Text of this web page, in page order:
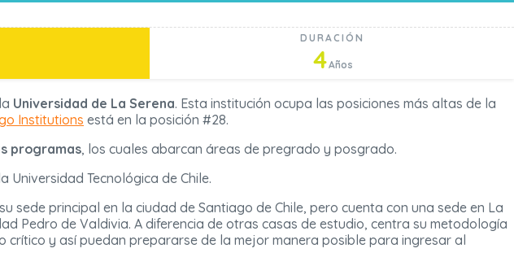
DURACIÓN
4Años
Universidad de La Serena. Esta institución ocupa las posiciones más altas de la
Institutions está en la posición #28.
programas, los cuales abarcan áreas de pregrado y posgrado.
Tecnológica de Chile.
sede principal en la ciudad de Santiago de Chile, pero cuenta con una sede en La
Pedro de Valdivia. A diferencia de otras casas de estudio, centra su metodología
y así puedan prepararse de la mejor manera posible para ingresar al